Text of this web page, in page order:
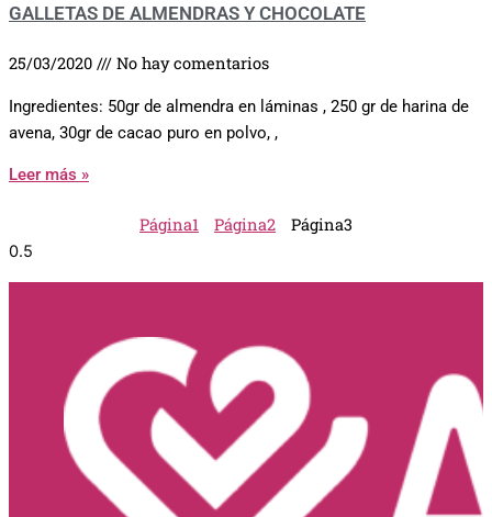
GALLETAS DE ALMENDRAS Y CHOCOLATE
25/03/2020 No hay comentarios
Ingredientes: 50gr de almendra en láminas , 250 gr de harina de
avena, 30gr de cacao puro en polvo, ,
Leer más »
Página1 Página2 Página3